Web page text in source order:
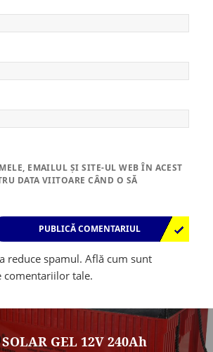
EMAILUL ȘI SITE-UL WEB ÎN ACEST
DATA VIITOARE CÂND O SĂ
reduce spamul.Află cum sunt
comentariilor tale.
GEL 12V 240Ah